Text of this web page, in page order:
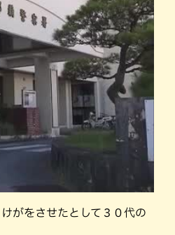
がをさせたとして３０代の